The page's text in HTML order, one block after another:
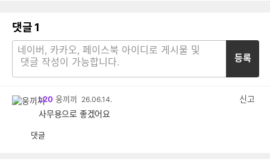
댓글 1
등록
L20 웅끼끼 26.06.14.
신고
사무용으로 좋겠어요
댓글